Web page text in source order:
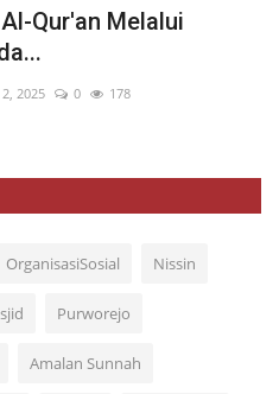
Qur'an Melalui
2, 2025 0 178
OrganisasiSosial Nissin
Purworejo
Amalan Sunnah